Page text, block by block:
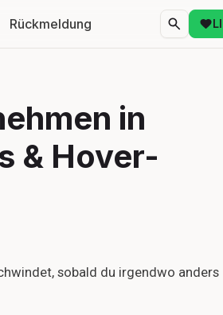
Rückmeldung
in
& Hover-
sobald du irgendwo anders